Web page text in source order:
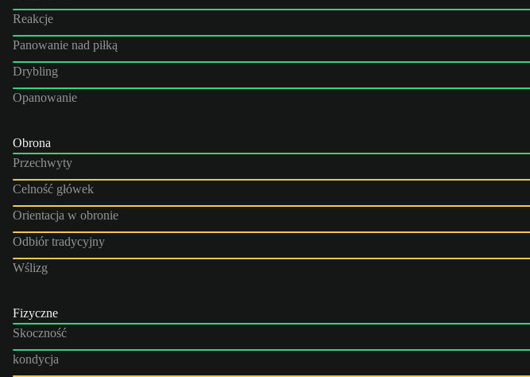
Reakcje
Panowanie nad piłką
Drybling
Opanowanie
Obrona
Przechwyty
Celność główek
Orientacja w obronie
Odbiór tradycyjny
Wślizg
Fizyczne
Skoczność
kondycja